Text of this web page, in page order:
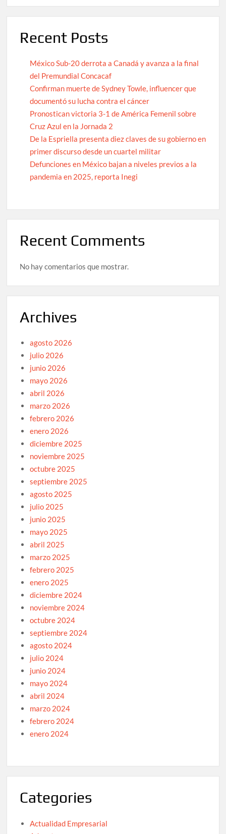
Recent Posts
México Sub-20 derrota a Canadá y avanza a la final
del Premundial Concacaf
Confirman muerte de Sydney Towle, influencer que
documentó su lucha contra el cáncer
Pronostican victoria 3-1 de América Femenil sobre
Cruz Azul en la Jornada 2
De la Espriella presenta diez claves de su gobierno en
primer discurso desde un cuartel militar
Defunciones en México bajan a niveles previos a la
pandemia en 2025, reporta Inegi
Recent Comments
No hay comentarios que mostrar.
Archives
agosto 2026
julio 2026
junio 2026
mayo 2026
abril 2026
marzo 2026
febrero 2026
enero 2026
diciembre 2025
noviembre 2025
octubre 2025
septiembre 2025
agosto 2025
julio 2025
junio 2025
mayo 2025
abril 2025
marzo 2025
febrero 2025
enero 2025
diciembre 2024
noviembre 2024
octubre 2024
septiembre 2024
agosto 2024
julio 2024
junio 2024
mayo 2024
abril 2024
marzo 2024
febrero 2024
enero 2024
Categories
Actualidad Empresarial